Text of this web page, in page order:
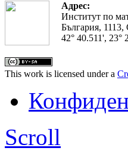
Адрес:
Институт по
България,
42° 40.511', 23°
This work is licensed under a
Scroll